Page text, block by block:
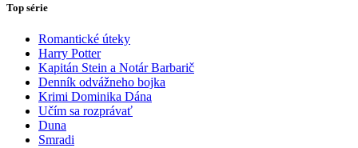
Top série
Romantické úteky
Harry Potter
Kapitán Stein a Notár Barbarič
Denník odvážneho bojka
Krimi Dominika Dána
Učím sa rozprávať
Duna
Smradi